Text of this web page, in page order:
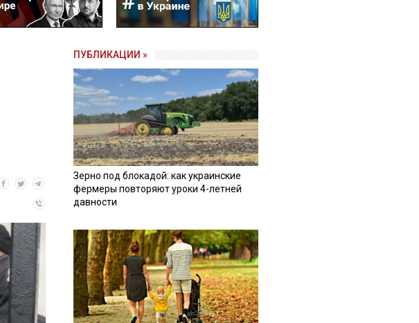
ПУБЛИКАЦИИ »
Зерно под блокадой: как украинские
фермеры повторяют уроки 4-летней
давности